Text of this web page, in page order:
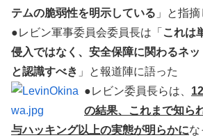
テムの脆弱性を明示している 」と指摘
●レビン軍事委員会委員長は「 これは
侵入ではなく、安全保障に関わるネ
と認識すべき 」と報道陣に語った
●レビン委員長らは、
の結果、これまで知ら
与ハッキング以上の実態が明らかにな